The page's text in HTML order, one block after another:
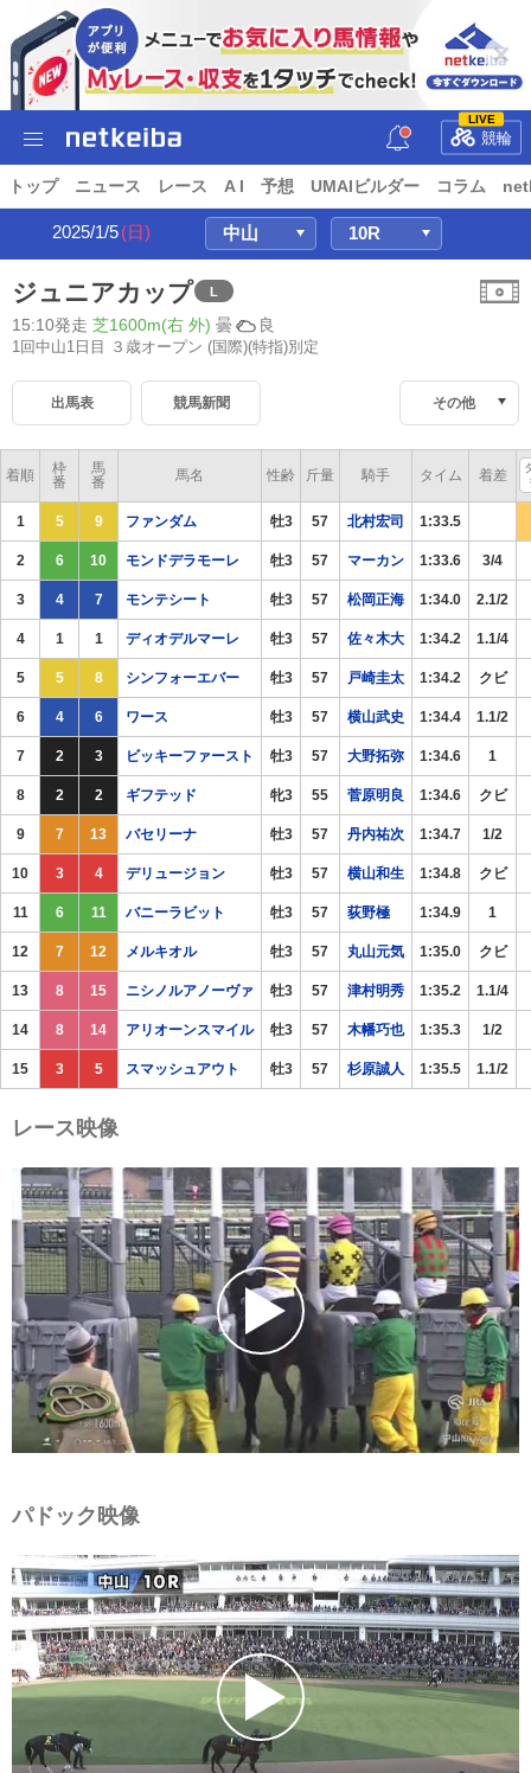
LIVE
競輪
トップ ニュース レース A I 予想 UMAIビルダー コラム
2025/1/5(日)
ジュニアカップ L
15:10発走 芝1600m(右 外) 曇 良
1回中山1日目 ３歳オープン (国際)(特指)別定
出馬表 競馬新聞 その他
着順
枠
番
馬
番
馬名 性齢 斤量 騎手 タイム 着差
1 5 9 ファンダム 牡3 57 北村宏司 1:33.5
2 6 10 モンドデラモーレ 牡3 57 マーカン 1:33.6 3/4
3 4 7 モンテシート 牡3 57 松岡正海 1:34.0 2.1/2
4 1 1 ディオデルマーレ 牡3 57 佐々木大 1:34.2 1.1/4
5 5 8 シンフォーエバー 牡3 57 戸崎圭太 1:34.2 クビ
6 4 6 ワース 牡3 57 横山武史 1:34.4 1.1/2
7 2 3 ビッキーファースト 牡3 57 大野拓弥 1:34.6 1
8 2 2 ギフテッド 牝3 55 菅原明良 1:34.6 クビ
9 7 13 バセリーナ 牡3 57 丹内祐次 1:34.7 1/2
10 3 4 デリュージョン 牡3 57 横山和生 1:34.8 クビ
11 6 11 バニーラビット 牡3 57 荻野極 1:34.9 1
12 7 12 メルキオル 牡3 57 丸山元気 1:35.0 クビ
13 8 15 ニシノルアノーヴァ 牡3 57 津村明秀 1:35.2 1.1/4
14 8 14 アリオーンスマイル 牡3 57 木幡巧也 1:35.3 1/2
15 3 5 スマッシュアウト 牡3 57 杉原誠人 1:35.5 1.1/2
レース映像
パドック映像